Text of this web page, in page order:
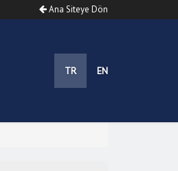
Ana Siteye Dön
TR EN